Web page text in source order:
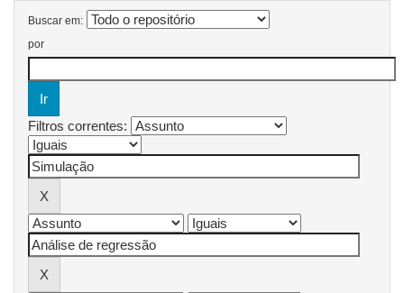
Buscar em:
por
Filtros correntes: